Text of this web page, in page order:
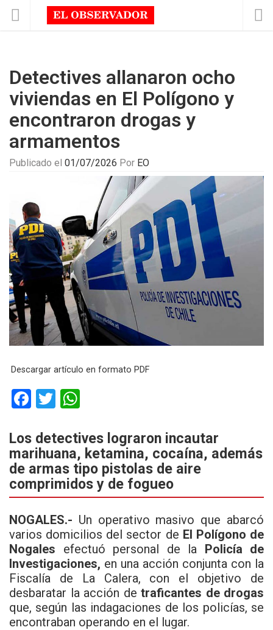
Detectives allanaron ocho
viviendas en El Polígono y
encontraron drogas y
armamentos
Publicado el 01/07/2026 Por EO
Descargar artículo en formato PDF
F
ce
b
o
o
k
T
tt
er
at
s
A
p
p
Los detectives lograron incautar
marihuana, ketamina, cocaína, además
de armas tipo pistolas de aire
comprimidos y de fogueo
NOGALES.- Un operativo masivo que abarcó
varios domicilios del sector de El Polígono de
Nogales efectuó personal de la Policía de
Investigaciones, en una acción conjunta con la
Fiscalía de La Calera, con el objetivo de
desbaratar la acción de traficantes de drogas
que, según las indagaciones de los policías, se
encontraban operando en el lugar.